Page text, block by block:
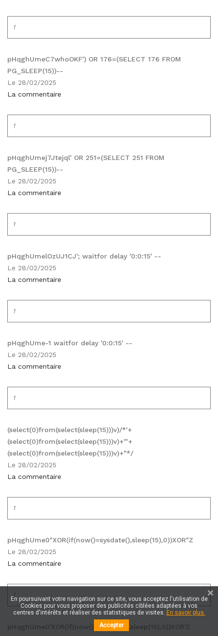
1
pHqghUmeC7whoOKF') OR 176=(SELECT 176 FROM
PG_SLEEP(15))--
Le 28/02/2025
La commentaire
1
pHqghUmej7Jtejql' OR 251=(SELECT 251 FROM
PG_SLEEP(15))--
Le 28/02/2025
La commentaire
1
pHqghUmelOzUJ1CJ'; waitfor delay '0:0:15' --
Le 28/02/2025
La commentaire
1
pHqghUme-1 waitfor delay '0:0:15' --
Le 28/02/2025
La commentaire
1
(select(0)from(select(sleep(15)))v)/*'+
(select(0)from(select(sleep(15)))v)+'"+
(select(0)from(select(sleep(15)))v)+"*/
Le 28/02/2025
La commentaire
1
pHqghUme0"XOR(if(now()=sysdate(),sleep(15),0))XOR"Z
Le 28/02/2025
La commentaire
1
pHqghUme0'XOR(if(now()=sysdate(),sleep(15),0))XOR'Z
En poursuivant votre navigation sur ce site, vous acceptez l'utilisation de
Cookies pour vous proposer des publicités ciblées adaptées à vos
centres d'intérêts et réaliser des statistiques de visites. En savoir plus.
Accepter